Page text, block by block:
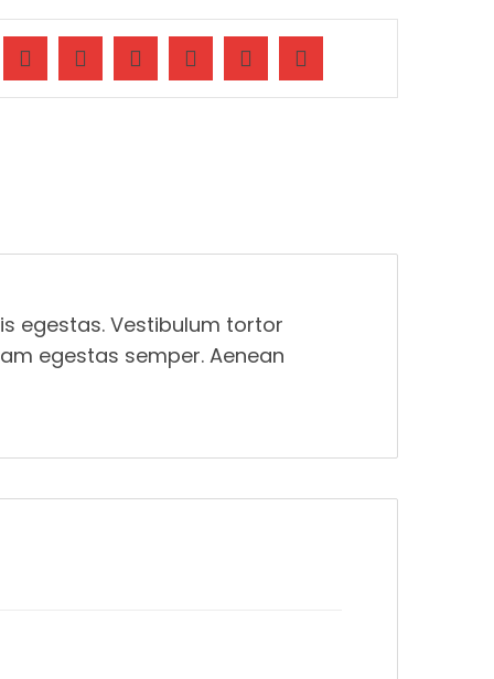
egestas. Vestibulum tortor
egestas semper. Aenean